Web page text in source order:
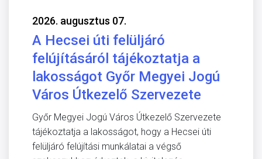
2026. augusztus 07.
A Hecsei úti felüljáró
felújításáról tájékoztatja a
lakosságot Győr Megyei Jogú
Város Útkezelő Szervezete
Győr Megyei Jogú Város Útkezelő Szervezete
tájékoztatja a lakosságot, hogy a Hecsei úti
felüljáró felújítási munkálatai a végső